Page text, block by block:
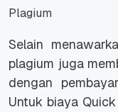
Plagium
Selain
plagium juga
dengan
Untuk biaya